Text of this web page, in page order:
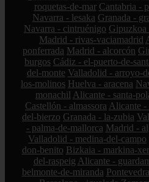
roquetas-de-mar Cantabria -
Navarra - lesaka Granada -
Navarra - cintruénigo Gipuzkoa
Madrid - rivas-vaciamadrid
ponferrada Madrid - alcorcón
burgos Cádiz - el-puerto-de-
del-monte Valladolid - arroyo-
los-molinos Huelva - aracena
monachil Alicante - santa-
Castellón - almassora Alicante -
del-bierzo Granada - la-zubia
- palma-de-mallorca Madrid -
Valladolid - medina-del-campo
don-benito Bizkaia - markina-
del-raspeig Alicante -
belmonte-de-miranda